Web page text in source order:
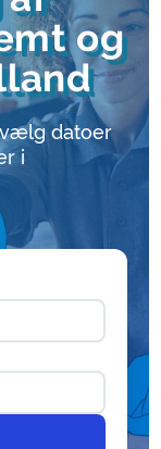
og
datoer
i